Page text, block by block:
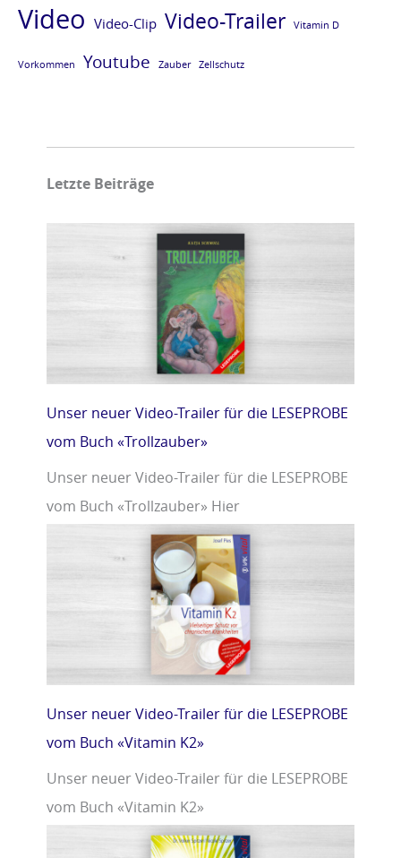
Video Video-Clip Video-Trailer Vitamin D
Vorkommen Youtube Zauber Zellschutz
Letzte Beiträge
Unser neuer Video-Trailer für die LESEPROBE
vom Buch «Trollzauber»
Unser neuer Video-Trailer für die LESEPROBE
vom Buch «Trollzauber» Hier
Unser neuer Video-Trailer für die LESEPROBE
vom Buch «Vitamin K2»
Unser neuer Video-Trailer für die LESEPROBE
vom Buch «Vitamin K2»